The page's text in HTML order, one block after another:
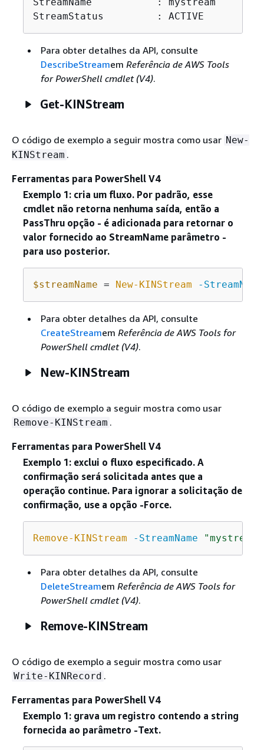
StreamStatus         : ACTIVE
Para obter detalhes da API, consulte
DescribeStreamem Referência de AWS Tools
for PowerShell cmdlet (V4).
Get-KINStream
O código de exemplo a seguir mostra como usar New-
KINStream .
Ferramentas para PowerShell V4
Exemplo 1: cria um fluxo. Por padrão, esse
cmdlet não retorna nenhuma saída, então a
PassThru opção - é adicionada para retornar o
valor fornecido ao StreamName parâmetro -
para uso posterior.
$streamName = New-KINStream -StreamName
Para obter detalhes da API, consulte
CreateStreamem Referência de AWS Tools for
PowerShell cmdlet (V4).
New-KINStream
O código de exemplo a seguir mostra como usar
Remove-KINStream .
Ferramentas para PowerShell V4
Exemplo 1: exclui o fluxo especificado. A
confirmação será solicitada antes que a
operação continue. Para ignorar a solicitação de
confirmação, use a opção -Force.
Remove-KINStream -StreamName "mystream"
Para obter detalhes da API, consulte
DeleteStreamem Referência de AWS Tools for
PowerShell cmdlet (V4).
Remove-KINStream
O código de exemplo a seguir mostra como usar
Write-KINRecord .
Ferramentas para PowerShell V4
Exemplo 1: grava um registro contendo a string
fornecida ao parâmetro -Text.